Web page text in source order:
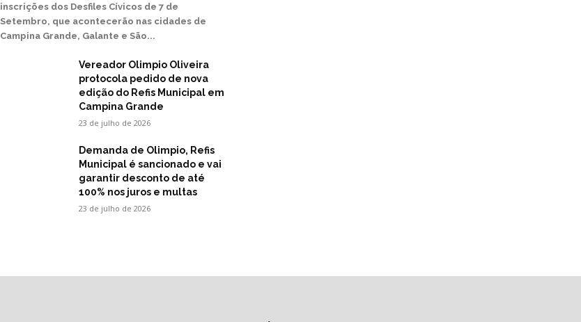
inscrições dos Desfiles Cívicos de 7 de
Setembro, que acontecerão nas cidades de
Campina Grande, Galante e São...
Vereador Olimpio Oliveira
protocola pedido de nova
edição do Refis Municipal em
Campina Grande
23 de julho de 2026
Demanda de Olimpio, Refis
Municipal é sancionado e vai
garantir desconto de até
100% nos juros e multas
23 de julho de 2026